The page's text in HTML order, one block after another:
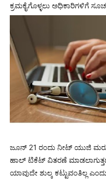
ಕ್ರಮಕೈಗೊಳ್ಳಲು ಅಧಿಕಾರಿಗಳಿಗೆ
ಜೂನ್ 21 ರಂದು ನೀಟ್ ಯುಜಿ
ಹಾಲ್ ಟಿಕೆಟ್ ವಿತರಣೆ
ಯಾವುದೇ ಶುಲ್ಕ ಕಟ್ಟುವಂತಿಲ್ಲ